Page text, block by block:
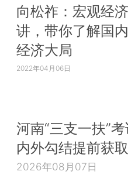
向松祚：宏观经
讲，带你了解国
经济大局
2022年04月06日
河南“三支一扶”
内外勾结提前获
2026年08月07日